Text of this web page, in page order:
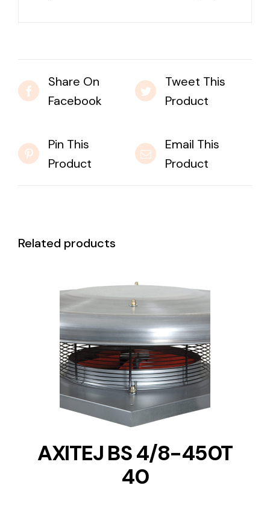
Share On
Facebook
Tweet This
Product
Pin This
Product
Email This
Product
Related products
DETAILS
AXITEJ BS 4/8-450T
40